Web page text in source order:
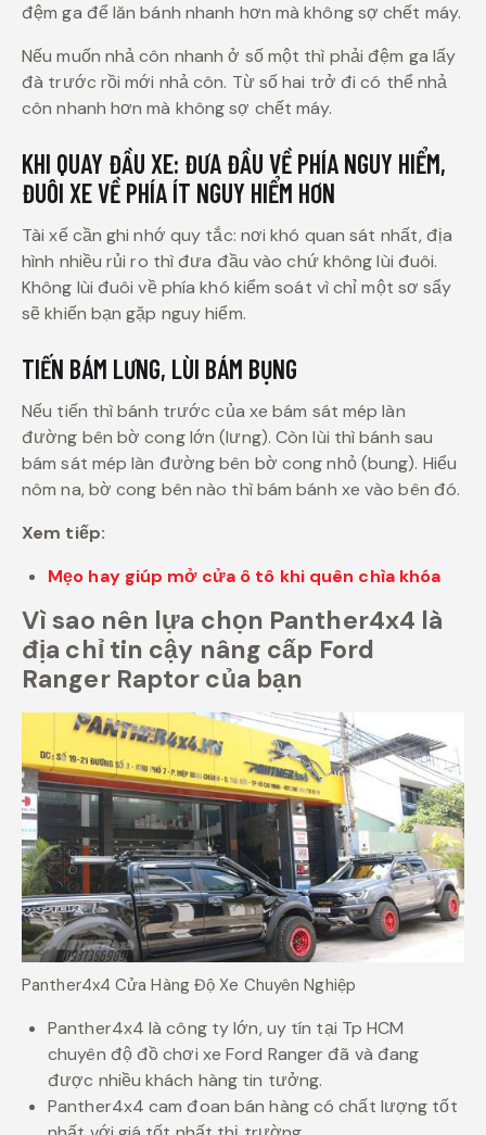
đệm ga để lăn bánh nhanh hơn mà không sợ chết máy.
Nếu muốn nhả côn nhanh ở số một thì phải đệm ga lấy
đà trước rồi mới nhả côn. Từ số hai trở đi có thể nhả
côn nhanh hơn mà không sợ chết máy.
KHI QUAY ĐẦU XE: ĐƯA ĐẦU VỀ PHÍA NGUY HIỂM,
ĐUÔI XE VỀ PHÍA ÍT NGUY HIỂM HƠN
Tài xế cần ghi nhớ quy tắc: nơi khó quan sát nhất, địa
hình nhiều rủi ro thì đưa đầu vào chứ không lùi đuôi.
Không lùi đuôi về phía khó kiểm soát vì chỉ một sơ sẩy
sẽ khiến bạn gặp nguy hiểm.
TIẾN BÁM LƯNG, LÙI BÁM BỤNG
Nếu tiến thì bánh trước của xe bám sát mép làn
đường bên bờ cong lớn (lưng). Còn lùi thì bánh sau
bám sát mép làn đường bên bờ cong nhỏ (bung). Hiểu
nôm na, bờ cong bên nào thì bám bánh xe vào bên đó.
Xem tiếp:
Mẹo hay giúp mở cửa ô tô khi quên chìa khóa
Vì sao nên lựa chọn Panther4x4 là
địa chỉ tin cậy nâng cấp Ford
Ranger Raptor của bạn
Panther4x4 Cửa Hàng Độ Xe Chuyên Nghiệp
Panther4x4 là công ty lớn, uy tín tại Tp HCM
chuyên độ đồ chơi xe Ford Ranger đã và đang
được nhiều khách hàng tin tưởng.
Panther4x4 cam đoan bán hàng có chất lượng tốt